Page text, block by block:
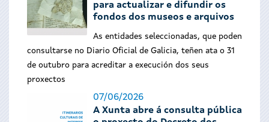
para actualizar e difundir os
fondos dos museos e arquivos
As entidades seleccionadas, que poden
consultarse no Diario Oficial de Galicia, teñen ata o 31
de outubro para acreditar a execución dos seus
proxectos
07/06/2026
A Xunta abre á consulta pública